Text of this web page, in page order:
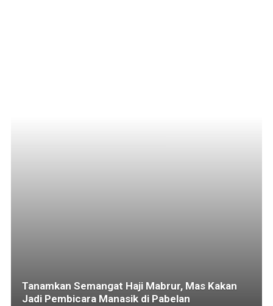
Tanamkan Semangat Haji Mabrur, Mas Kakan
Jadi Pembicara Manasik di Pabelan